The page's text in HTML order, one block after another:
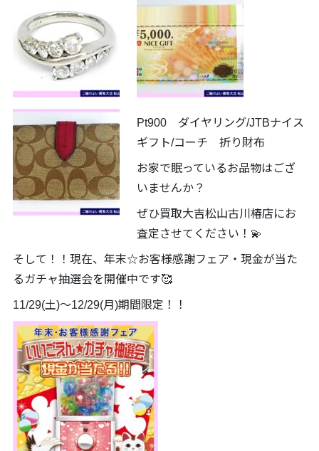
Pt900 ダイヤリング/JTBナイス
ギフト/コーチ 折り財布
お家で眠っているお品物はござ
いませんか？
ぜひ買取大吉松山古川椿店にお
査定させてください！💫
そして！！現在、年末☆お客様感謝フェア・現金が当た
るガチャ抽選会を開催中です🥰
11/29(土)～12/29(月)期間限定！！